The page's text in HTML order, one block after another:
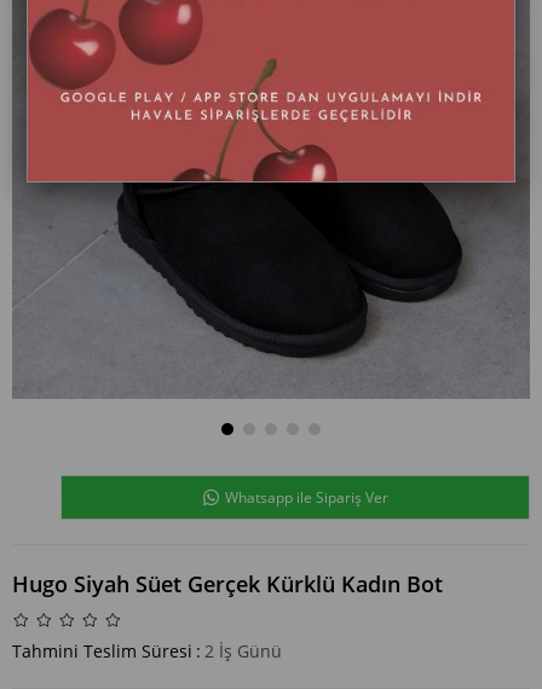
Whatsapp ile Sipariş Ver
Hugo Siyah Süet Gerçek Kürklü Kadın Bot
Tahmini Teslim Süresi : 2 İş Günü